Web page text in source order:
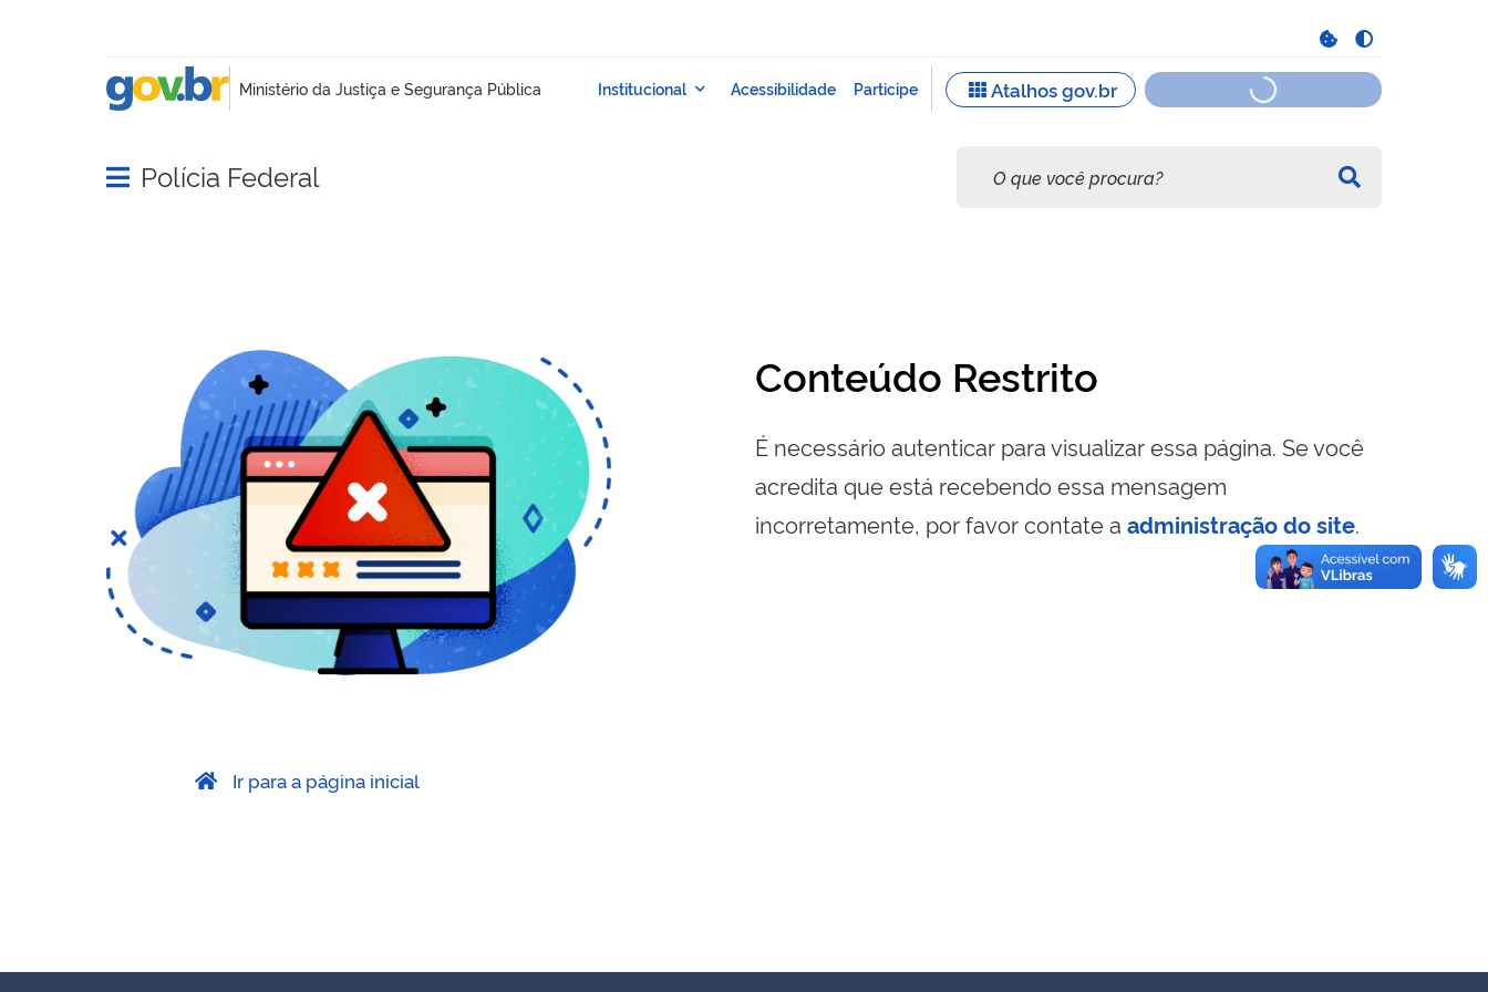
Abrir menu principal de navegação
Polícia Federal
Conteúdo Restrito
É necessário autenticar para visualizar essa página. Se você
acredita que está recebendo essa mensagem
incorretamente, por favor contate a administração do site.
Ir para a página inicial